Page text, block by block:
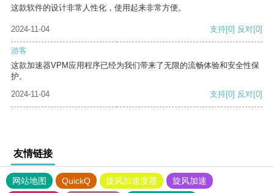
这款软件的设计非常人性化，使用起来非常方便。
2024-11-04 支持[0] 反对[0]
游客
这款加速器VPM应用程序已经为我们带来了无限的流畅体验和安全性保
护。
2024-11-04
支持[0] 反对[0]
友情链接
网站地图 QuickQ 旋风加速度器
旋风加速